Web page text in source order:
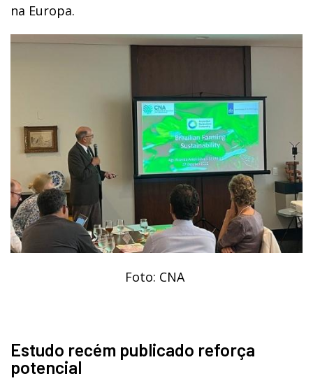
na Europa.
Foto: CNA
Estudo recém publicado reforça
potencial